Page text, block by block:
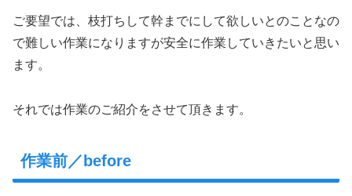
ご要望では、枝打ちして幹までにして欲しいとのことなの
で難しい作業になりますが安全に作業していきたいと思い
ます。
それでは作業のご紹介をさせて頂きます。
作業前／before